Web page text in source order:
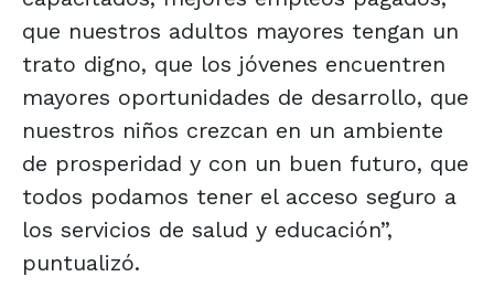
que nuestros adultos mayores tengan un
trato digno, que los jóvenes encuentren
mayores oportunidades de desarrollo, que
nuestros niños crezcan en un ambiente
de prosperidad y con un buen futuro, que
todos podamos tener el acceso seguro a
los servicios de salud y educación”,
puntualizó.